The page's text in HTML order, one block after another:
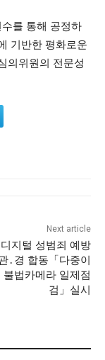
를 통해 공정하
기반한 평화로운
의위원의 전문성
Next article
지털 성범죄 예방
․경 합동「다중이
불법카메라 일제점
검」실시